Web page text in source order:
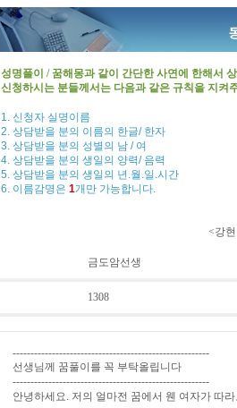
성명풀이 / 꿈해몽과 같이 간단한 사연에 한해서
신청하시는 분들께서는 다음과 같은 규칙을 지켜
1. 신청자 실명이름
2. 상담받을 분의 이름의 한글/ 한자
3. 상담받을 분의 성별의 남 / 여
4. 상담받을 분의 생일의 양력/ 음력
5. 상담받을 분의 생일의 년.월.일.시간
6. 이름감명은 1개만 가능합니다.
<강
금도암선생
1308
-------------------------------------------------------
선생님께 꿈풀이를 꼭 부탁올립니다
-------------------------------------------------------
안녕하세요. 저의 얼마전 꿈에서 웬 여자가 따